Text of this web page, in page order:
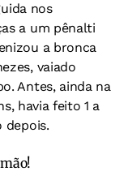
nos
a um pênalti
a bronca
vaiado
Antes, ainda na
havia feito 1 a
depois.